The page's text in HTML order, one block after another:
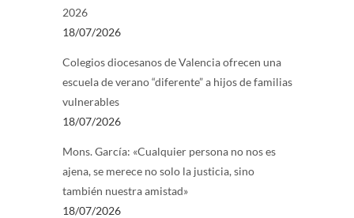
2026
18/07/2026
Colegios diocesanos de Valencia ofrecen una
escuela de verano “diferente” a hijos de familias
vulnerables
18/07/2026
Mons. García: «Cualquier persona no nos es
ajena, se merece no solo la justicia, sino
también nuestra amistad»
18/07/2026